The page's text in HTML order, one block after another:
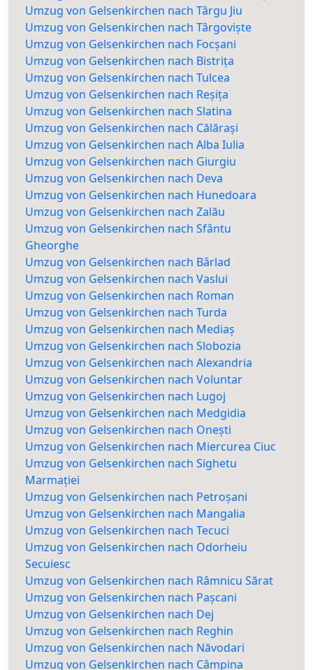
Umzug von Gelsenkirchen nach Târgu Jiu
Umzug von Gelsenkirchen nach Târgoviște
Umzug von Gelsenkirchen nach Focșani
Umzug von Gelsenkirchen nach Bistrița
Umzug von Gelsenkirchen nach Tulcea
Umzug von Gelsenkirchen nach Reșița
Umzug von Gelsenkirchen nach Slatina
Umzug von Gelsenkirchen nach Călărași
Umzug von Gelsenkirchen nach Alba Iulia
Umzug von Gelsenkirchen nach Giurgiu
Umzug von Gelsenkirchen nach Deva
Umzug von Gelsenkirchen nach Hunedoara
Umzug von Gelsenkirchen nach Zalău
Umzug von Gelsenkirchen nach Sfântu
Gheorghe
Umzug von Gelsenkirchen nach Bârlad
Umzug von Gelsenkirchen nach Vaslui
Umzug von Gelsenkirchen nach Roman
Umzug von Gelsenkirchen nach Turda
Umzug von Gelsenkirchen nach Mediaș
Umzug von Gelsenkirchen nach Slobozia
Umzug von Gelsenkirchen nach Alexandria
Umzug von Gelsenkirchen nach Voluntar
Umzug von Gelsenkirchen nach Lugoj
Umzug von Gelsenkirchen nach Medgidia
Umzug von Gelsenkirchen nach Onești
Umzug von Gelsenkirchen nach Miercurea Ciuc
Umzug von Gelsenkirchen nach Sighetu
Marmației
Umzug von Gelsenkirchen nach Petroșani
Umzug von Gelsenkirchen nach Mangalia
Umzug von Gelsenkirchen nach Tecuci
Umzug von Gelsenkirchen nach Odorheiu
Secuiesc
Umzug von Gelsenkirchen nach Râmnicu Sărat
Umzug von Gelsenkirchen nach Pașcani
Umzug von Gelsenkirchen nach Dej
Umzug von Gelsenkirchen nach Reghin
Umzug von Gelsenkirchen nach Năvodari
Umzug von Gelsenkirchen nach Câmpina